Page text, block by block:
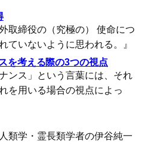
取締役の（究極の） 使命につ
ていないように思われる。』
を考える際の3つの視点
ンス」という言葉には、それ
を用いる場合の視点によっ
類学・霊長類学者の伊谷純一